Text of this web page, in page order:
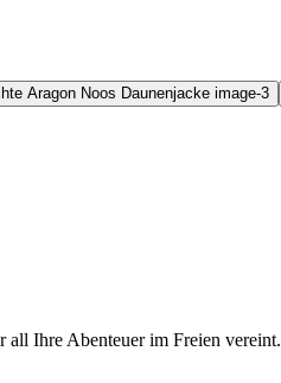
all Ihre Abenteuer im Freien vereint.